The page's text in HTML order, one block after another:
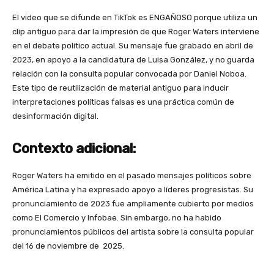
El video que se difunde en TikTok es ENGAÑOSO porque utiliza un
clip antiguo para dar la impresión de que Roger Waters interviene
en el debate político actual. Su mensaje fue grabado en abril de
2023, en apoyo a la candidatura de Luisa González, y no guarda
relación con la consulta popular convocada por Daniel Noboa.
Este tipo de reutilización de material antiguo para inducir
interpretaciones políticas falsas es una práctica común de
desinformación digital.
Contexto adicional:
Roger Waters ha emitido en el pasado mensajes políticos sobre
América Latina y ha expresado apoyo a líderes progresistas. Su
pronunciamiento de 2023 fue ampliamente cubierto por medios
como El Comercio y Infobae. Sin embargo, no ha habido
pronunciamientos públicos del artista sobre la consulta popular
del 16 de noviembre de 2025.